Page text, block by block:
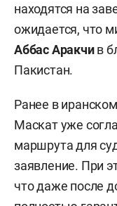
находятся на
ожидается, что
Аббас Аракчив
Пакистан.
Ранее в
Маскат уже
маршрута для
заявление. При
что даже после